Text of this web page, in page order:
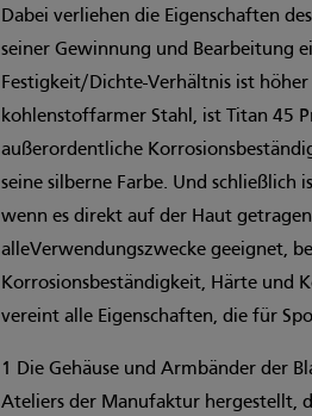
Dabei verliehen die Eigenschaften
seiner Gewinnung und Bearbeitung
Festigkeit/Dichte-Verhältnis ist
kohlenstoffarmer Stahl, ist Titan 45
außerordentliche
seine silberne Farbe. Und
wenn es direkt auf der Haut
alleVerwendungszwecke geeignet,
Korrosionsbeständigkeit, Härte und
vereint alle Eigenschaften, die für
1 Die Gehäuse und Armbänder der
Ateliers der Manufaktur hergestellt,